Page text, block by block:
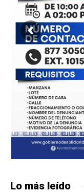
Lo más leído